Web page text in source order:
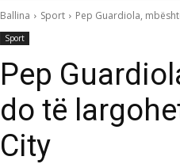
Ballina Sport Pep Guardiola,
Sport
Pep
do të
City